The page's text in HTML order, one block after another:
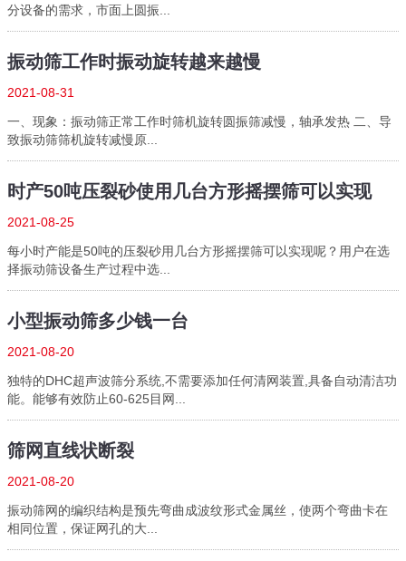
分设备的需求，市面上圆振...
振动筛工作时振动旋转越来越慢
2021-08-31
一、现象：振动筛正常工作时筛机旋转圆振筛减慢，轴承发热 二、导
致振动筛筛机旋转减慢原...
时产50吨压裂砂使用几台方形摇摆筛可以实现
2021-08-25
每小时产能是50吨的压裂砂用几台方形摇摆筛可以实现呢？用户在选
择振动筛设备生产过程中选...
小型振动筛多少钱一台
2021-08-20
独特的DHC超声波筛分系统,不需要添加任何清网装置,具备自动清洁功
能。能够有效防止60-625目网...
筛网直线状断裂
2021-08-20
振动筛网的编织结构是预先弯曲成波纹形式金属丝，使两个弯曲卡在
相同位置，保证网孔的大...